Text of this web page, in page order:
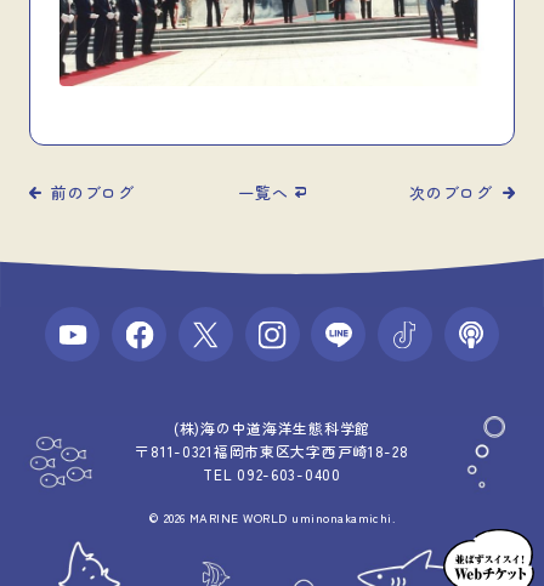
前のブログ 一覧へ 次のブログ
(株)海の中道海洋生態科学館
〒811-0321福岡市東区大字西戸崎18-28
TEL 092-603-0400
© 2026 MARINE WORLD uminonakamichi.